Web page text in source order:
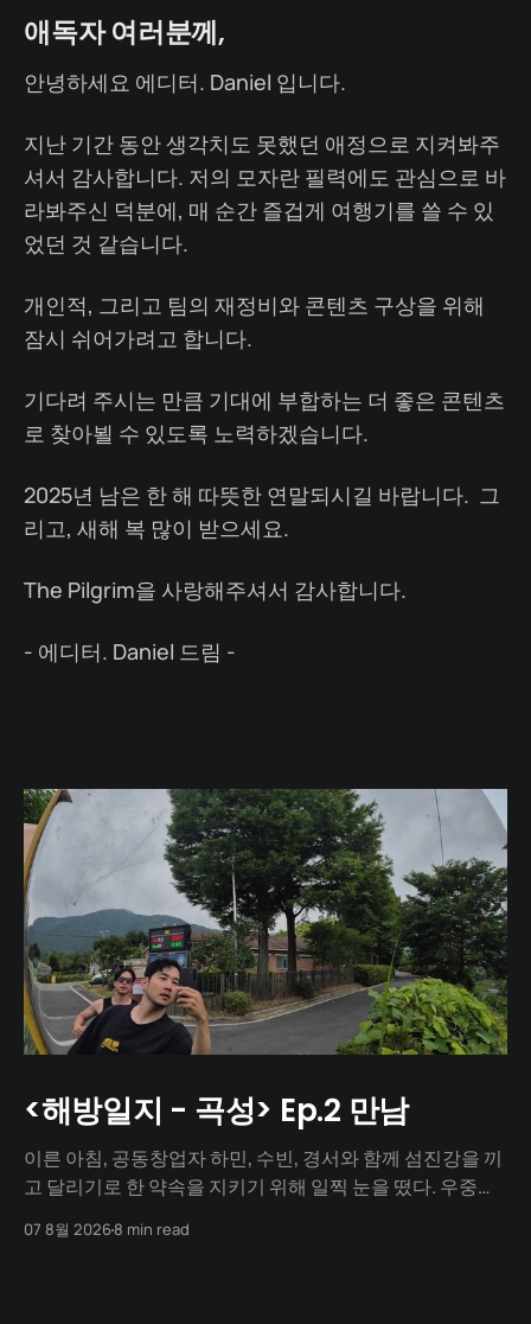
애독자 여러분께,
안녕하세요 에디터. Daniel 입니다.
지난 기간 동안 생각치도 못했던 애정으로 지켜봐주
셔서 감사합니다. 저의 모자란 필력에도 관심으로 바
라봐주신 덕분에, 매 순간 즐겁게 여행기를 쓸 수 있
었던 것 같습니다.
개인적, 그리고 팀의 재정비와 콘텐츠 구상을 위해
잠시 쉬어가려고 합니다.
기다려 주시는 만큼 기대에 부합하는 더 좋은 콘텐츠
로 찾아뵐 수 있도록 노력하겠습니다.
2025년 남은 한 해 따뜻한 연말되시길 바랍니다. 그
리고, 새해 복 많이 받으세요.
The Pilgrim을 사랑해주셔서 감사합니다.
- 에디터. Daniel 드림 -
<해방일지 - 곡성> Ep.2 만남
이른 아침, 공동창업자 하민, 수빈, 경서와 함께 섬진강을 끼
고 달리기로 한 약속을 지키기 위해 일찍 눈을 떴다. 우중충
으로 쭉 뻗은 메타세쿼이아 길 사이로 찰랑거리는 아침 햇살
07 8월 20268 min read